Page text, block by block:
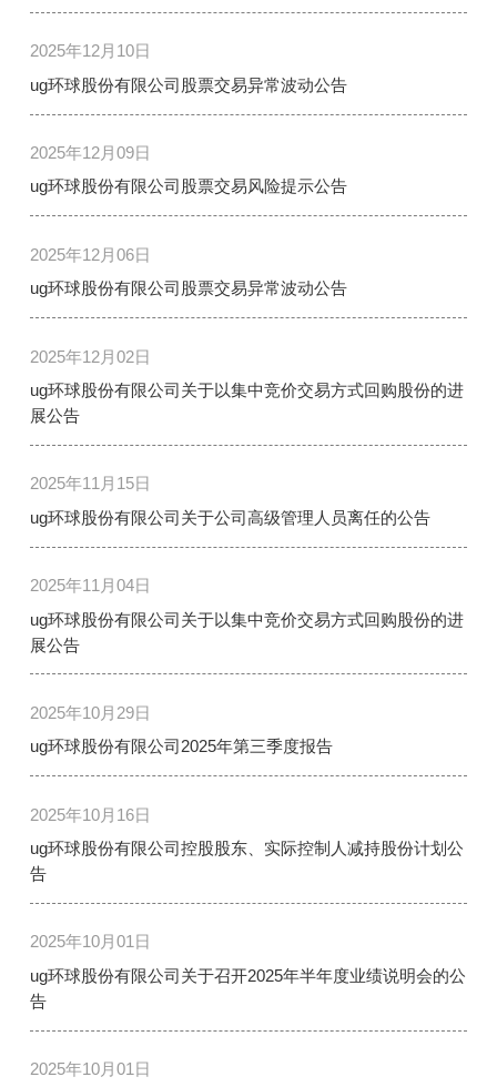
2025年12月10日
ug环球股份有限公司股票交易异常波动公告
2025年12月09日
ug环球股份有限公司股票交易风险提示公告
2025年12月06日
ug环球股份有限公司股票交易异常波动公告
2025年12月02日
ug环球股份有限公司关于以集中竞价交易方式回购股份的进
展公告
2025年11月15日
ug环球股份有限公司关于公司高级管理人员离任的公告
2025年11月04日
ug环球股份有限公司关于以集中竞价交易方式回购股份的进
展公告
2025年10月29日
ug环球股份有限公司2025年第三季度报告
2025年10月16日
ug环球股份有限公司控股股东、实际控制人减持股份计划公
告
2025年10月01日
ug环球股份有限公司关于召开2025年半年度业绩说明会的公
告
2025年10月01日